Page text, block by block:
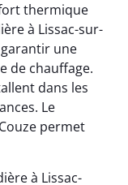
thermique
à Lissac-sur-
une
de chauffage.
dans les
Le
permet
à Lissac-